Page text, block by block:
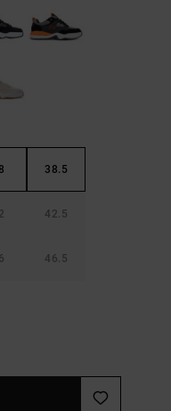
38.5
42.5
46.5